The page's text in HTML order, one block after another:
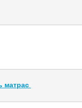
матрас